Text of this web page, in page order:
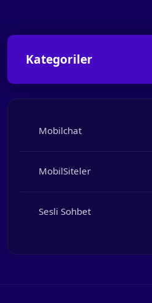
Kategoriler
Mobilchat
MobilSiteler
Sesli Sohbet